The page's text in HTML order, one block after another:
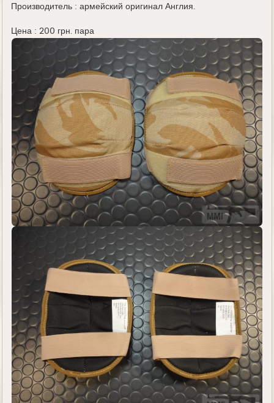
Производитель : армейский оригинал Англия.
Цена : 200 грн. пара